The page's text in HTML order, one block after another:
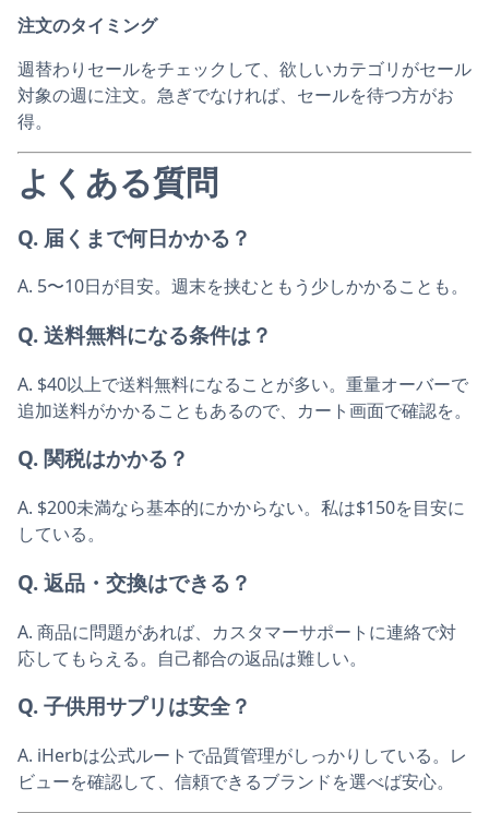
注文のタイミング
週替わりセールをチェックして、欲しいカテゴリがセール
対象の週に注文。急ぎでなければ、セールを待つ方がお
得。
よくある質問
Q. 届くまで何日かかる？
A. 5〜10日が目安。週末を挟むともう少しかかることも。
Q. 送料無料になる条件は？
A. $40以上で送料無料になることが多い。重量オーバーで
追加送料がかかることもあるので、カート画面で確認を。
Q. 関税はかかる？
A. $200未満なら基本的にかからない。私は$150を目安に
している。
Q. 返品・交換はできる？
A. 商品に問題があれば、カスタマーサポートに連絡で対
応してもらえる。自己都合の返品は難しい。
Q. 子供用サプリは安全？
A. iHerbは公式ルートで品質管理がしっかりしている。レ
ビューを確認して、信頼できるブランドを選べば安心。